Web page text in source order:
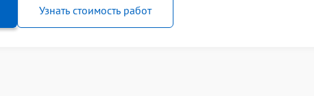
Узнать стоимость работ